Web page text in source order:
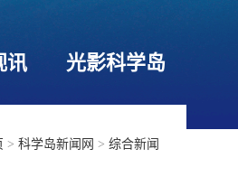
讯 光影科学岛
> 科学岛新闻网 > 综合新闻